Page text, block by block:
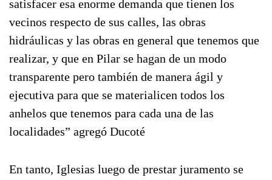
satisfacer esa enorme demanda que tienen los
vecinos respecto de sus calles, las obras
hidráulicas y las obras en general que tenemos que
realizar, y que en Pilar se hagan de un modo
transparente pero también de manera ágil y
ejecutiva para que se materialicen todos los
anhelos que tenemos para cada una de las
localidades” agregó Ducoté
En tanto, Iglesias luego de prestar juramento se